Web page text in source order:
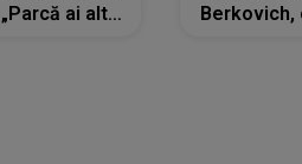
ai altă
Berkovich,